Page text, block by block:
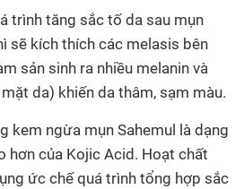
trình tăng sắc tố da sau mụn
sẽ kích thích các melasis bên
sản sinh ra nhiều melanin và
da) khiến da thâm, sạm màu.
kem ngừa mụn Sahemul là dạng
hơn của Kojic Acid. Hoạt chất
ức chế quá trình tổng hợp sắc